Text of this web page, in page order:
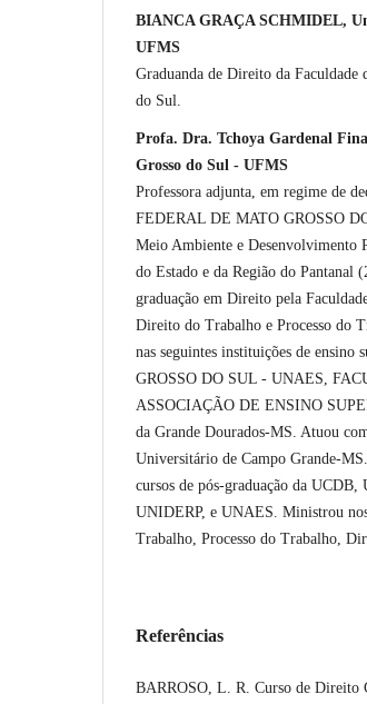
BIANCA GRAÇA SCHMIDEL,
UFMS
Graduanda de Direito da
do Sul.
Profa. Dra. Tchoya Gardenal
Grosso do Sul - UFMS
Professora adjunta, em regime de
FEDERAL DE MATO GROSSO
Meio Ambiente e Desenvolvimento
do Estado e da Região do Pantanal
graduação em Direito pela
Direito do Trabalho e Processo do
nas seguintes instituições de
GROSSO DO SUL - UNAES,
ASSOCIAÇÃO DE ENSINO
da Grande Dourados-MS. Atuou
Universitário de Campo Grande-
cursos de pós-graduação da
UNIDERP, e UNAES. Ministrou
Trabalho, Processo do Trabalho,
Referências
BARROSO, L. R. Curso de Direito